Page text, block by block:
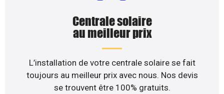
Centrale solaire
au meilleur prix
L’installation de votre centrale solaire se fait
toujours au meilleur prix avec nous. Nos devis
se trouvent être 100% gratuits.